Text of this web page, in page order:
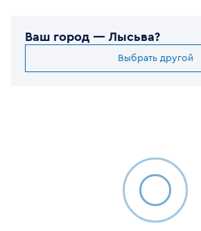
Ваш город — Лысьва?
Выбрать другой